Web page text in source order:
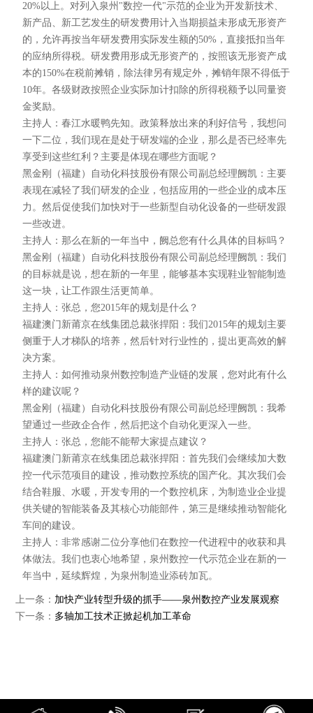
20%以上。对列入泉州"数控一代"示范的企业为开发新技术、
新产品、新工艺发生的研发费用计入当期损益未形成无形资产
的，允许再按当年研发费用实际发生额的50%，直接抵扣当年
的应纳所得税。研发费用形成无形资产的，按照该无形资产成
本的150%在税前摊销，除法律另有规定外，摊销年限不得低于
10年。各级财政按照企业实际加计扣除的所得税额予以同量资
金奖励。
主持人：春江水暖鸭先知。政策释放出来的利好信号，我想问
一下二位，我们现在是处于研发端的企业，那么是否已经率先
享受到这些红利？主要是体现在哪些方面呢？
黑金刚（福建）自动化科技股份有限公司副总经理阙凯：主要
表现在减轻了我们研发的企业，包括应用的一些企业的成本压
力。然后促使我们加快对于一些新型自动化设备的一些研发跟
一些改进。
主持人：那么在新的一年当中，阙总您有什么具体的目标吗？
黑金刚（福建）自动化科技股份有限公司副总经理阙凯：我们
的目标就是说，想在新的一年里，能够基本实现鞋业智能制造
这一块，让工作跟生活更简单。
主持人：张总，您2015年的规划是什么？
福建澳门新莆京在线集团总裁张捍阳：我们2015年的规划主要
侧重于人才梯队的培养，然后针对行业性的，提出更高效的解
决方案。
主持人：如何推动泉州数控制造产业链的发展，您对此有什么
样的建议呢？
黑金刚（福建）自动化科技股份有限公司副总经理阙凯：我希
望通过一些政企合作，然后把这个自动化更深入一些。
主持人：张总，您能不能帮大家提点建议？
福建澳门新莆京在线集团总裁张捍阳：首先我们会继续加大数
控一代示范项目的建设，推动数控系统的国产化。其次我们会
结合鞋服、水暖，开发专用的一个数控机床，为制造业企业提
供关键的智能装备及其核心功能部件，第三是继续推动智能化
车间的建设。
主持人：非常感谢二位分享他们在数控一代进程中的收获和具
体做法。我们也衷心地希望，泉州数控一代示范企业在新的一
年当中，延续辉煌，为泉州制造业添砖加瓦。
上一条： 加快产业转型升级的抓手——泉州数控产业发展观察
下一条： 多轴加工技术正掀起机加工革命